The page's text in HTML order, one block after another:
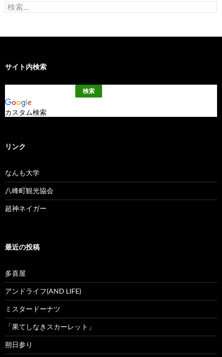
検
索:
サイト内検索
カスタム検索
リンク
なんも大学
八峰町観光協会
超神ネイガー
最近の投稿
多喜屋
アンドライフ(AND LIFE)
ミスタードーナツ
「果てしなきスカーレット」
朔日参り